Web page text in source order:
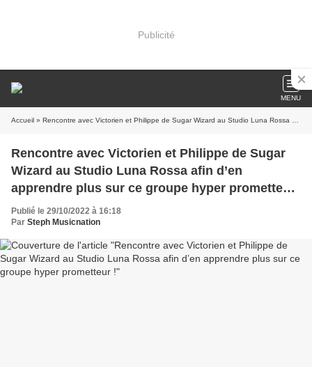
Publicité
MENU
Accueil » Rencontre avec Victorien et Philippe de Sugar Wizard au Studio Luna Rossa afin d’en apprendre plus sur ce groupe hyper prometteur !
Rencontre avec Victorien et Philippe de Sugar
Wizard au Studio Luna Rossa afin d’en
apprendre plus sur ce groupe hyper prometteur
!Publié le 29/10/2022 à 16:18
Par Steph Musicnation